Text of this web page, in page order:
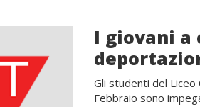
I giovani a
Gli studenti del Liceo
Febbraio sono